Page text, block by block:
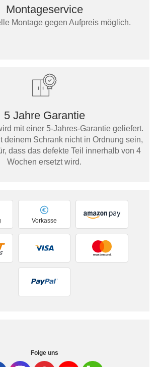
Montageservice
Montage gegen Aufpreis möglich.
5 Jahre Garantie
mit einer 5-Jahres-Garantie geliefert.
deinem Schrank nicht in Ordnung sein,
dass das defekte Teil innerhalb von 4
Wochen ersetzt wird.
Vorkasse
Folge uns